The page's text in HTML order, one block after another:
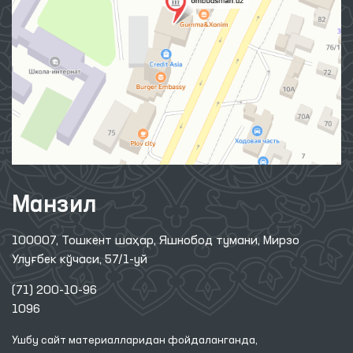
Манзил
100007, Тошкент шаҳар, Яшнобод тумани, Мирзо
Улуғбек кўчаси, 57/1-уй
(71) 200-10-96
1096
Ушбу сайт материалларидан фойдаланганда,